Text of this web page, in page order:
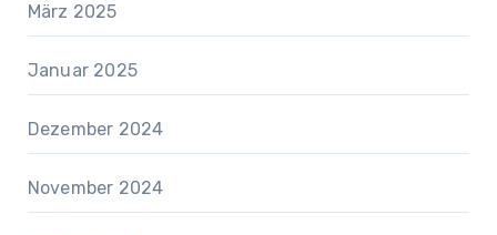
März 2025
Januar 2025
Dezember 2024
November 2024